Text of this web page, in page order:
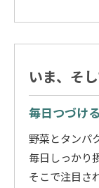
いま、そ
毎日つづけ
野菜とタンパ
毎日しっかり
そこで注目さ